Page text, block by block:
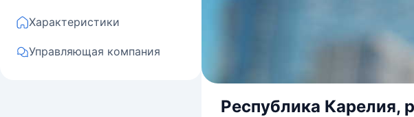
Характеристики
Управляющая компания
Республика Карелия,